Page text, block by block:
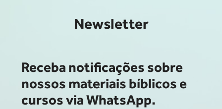
Newsletter
Receba notificações sobre
nossos materiais bíblicos e
cursos via WhatsApp.